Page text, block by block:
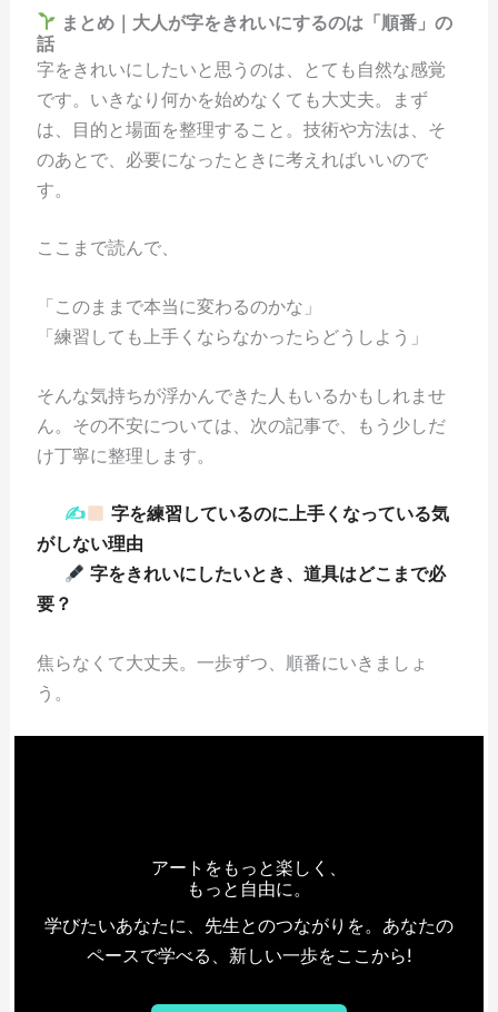
まとめ｜大人が字をきれいにするのは「順番」の
話
字をきれいにしたいと思うのは、とても自然な感覚
です。いきなり何かを始めなくても大丈夫。まず
は、目的と場面を整理すること。技術や方法は、そ
のあとで、必要になったときに考えればいいので
す。
ここまで読んで、
「このままで本当に変わるのかな」
「練習しても上手くならなかったらどうしよう」
そんな気持ちが浮かんできた人もいるかもしれませ
ん。その不安については、次の記事で、もう少しだ
け丁寧に整理します。
✍
字を練習しているのに上手くなっている気
がしない理由
字をきれいにしたいとき、道具はどこまで必
要？
焦らなくて大丈夫。一歩ずつ、順番にいきましょ
う。
アートをもっと楽しく、
もっと自由に。
学びたいあなたに、先生とのつながりを。あなたの
ペースで学べる、新しい一歩をここから!